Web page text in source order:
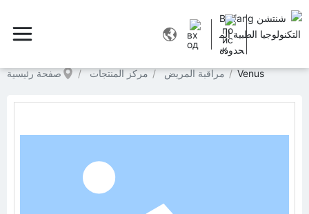
صفحة رئيسية مركز المنتجات مراقبة المريض Venus